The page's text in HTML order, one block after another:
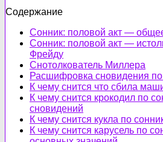
Содержание
Сонник: половой акт —
Сонник: половой акт —
Фрейду
Снотолкователь Миллера
Расшифровка сновидения
К чему снится что сбила
К чему снится крокодил по
сновидений
К чему снится кукла по
К чему снится карусель по